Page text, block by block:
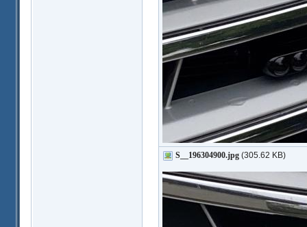
S__196304900.jpg (305.62 KB)